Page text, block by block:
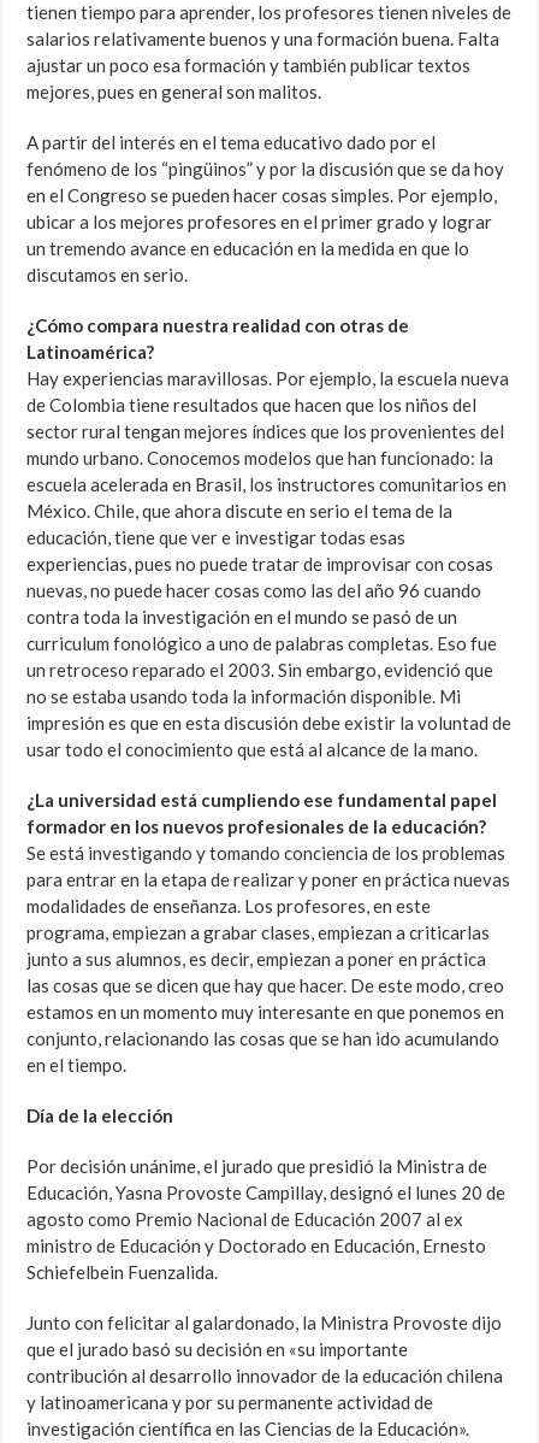
tienen tiempo para aprender, los profesores tienen niveles de
salarios relativamente buenos y una formación buena. Falta
ajustar un poco esa formación y también publicar textos
mejores, pues en general son malitos.
A partir del interés en el tema educativo dado por el
fenómeno de los “pingüinos” y por la discusión que se da hoy
en el Congreso se pueden hacer cosas simples. Por ejemplo,
ubicar a los mejores profesores en el primer grado y lograr
un tremendo avance en educación en la medida en que lo
discutamos en serio.
¿Cómo compara nuestra realidad con otras de
Latinoamérica?
Hay experiencias maravillosas. Por ejemplo, la escuela nueva
de Colombia tiene resultados que hacen que los niños del
sector rural tengan mejores índices que los provenientes del
mundo urbano. Conocemos modelos que han funcionado: la
escuela acelerada en Brasil, los instructores comunitarios en
México. Chile, que ahora discute en serio el tema de la
educación, tiene que ver e investigar todas esas
experiencias, pues no puede tratar de improvisar con cosas
nuevas, no puede hacer cosas como las del año 96 cuando
contra toda la investigación en el mundo se pasó de un
curriculum fonológico a uno de palabras completas. Eso fue
un retroceso reparado el 2003. Sin embargo, evidenció que
no se estaba usando toda la información disponible. Mi
impresión es que en esta discusión debe existir la voluntad de
usar todo el conocimiento que está al alcance de la mano.
¿La universidad está cumpliendo ese fundamental papel
formador en los nuevos profesionales de la educación?
Se está investigando y tomando conciencia de los problemas
para entrar en la etapa de realizar y poner en práctica nuevas
modalidades de enseñanza. Los profesores, en este
programa, empiezan a grabar clases, empiezan a criticarlas
junto a sus alumnos, es decir, empiezan a poner en práctica
las cosas que se dicen que hay que hacer. De este modo, creo
estamos en un momento muy interesante en que ponemos en
conjunto, relacionando las cosas que se han ido acumulando
en el tiempo.
Día de la elección
Por decisión unánime, el jurado que presidió la Ministra de
Educación, Yasna Provoste Campillay, designó el lunes 20 de
agosto como Premio Nacional de Educación 2007 al ex
ministro de Educación y Doctorado en Educación, Ernesto
Schiefelbein Fuenzalida.
Junto con felicitar al galardonado, la Ministra Provoste dijo
que el jurado basó su decisión en «su importante
contribución al desarrollo innovador de la educación chilena
y latinoamericana y por su permanente actividad de
investigación científica en las Ciencias de la Educación».